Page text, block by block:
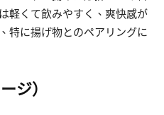
軽くて飲みやすく、爽快感が
特に揚げ物とのペアリングに
ジ）